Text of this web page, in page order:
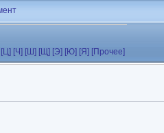
[Ц] [Ч] [Ш] [Щ] [Э] [Ю] [Я] [Прочее]